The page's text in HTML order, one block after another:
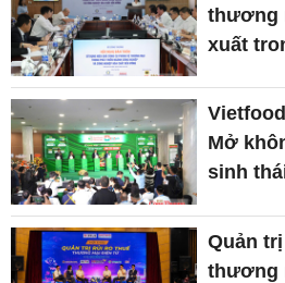
thương
xuất
Mở
sinh
Quản
thương